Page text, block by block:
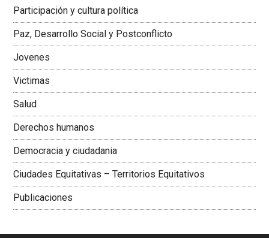
Colombiana
Participación y cultura política
Paz, Desarrollo Social y Postconflicto
Jovenes
Victimas
Salud
Derechos humanos
Democracia y ciudadania
Ciudades Equitativas – Territorios Equitativos
Publicaciones